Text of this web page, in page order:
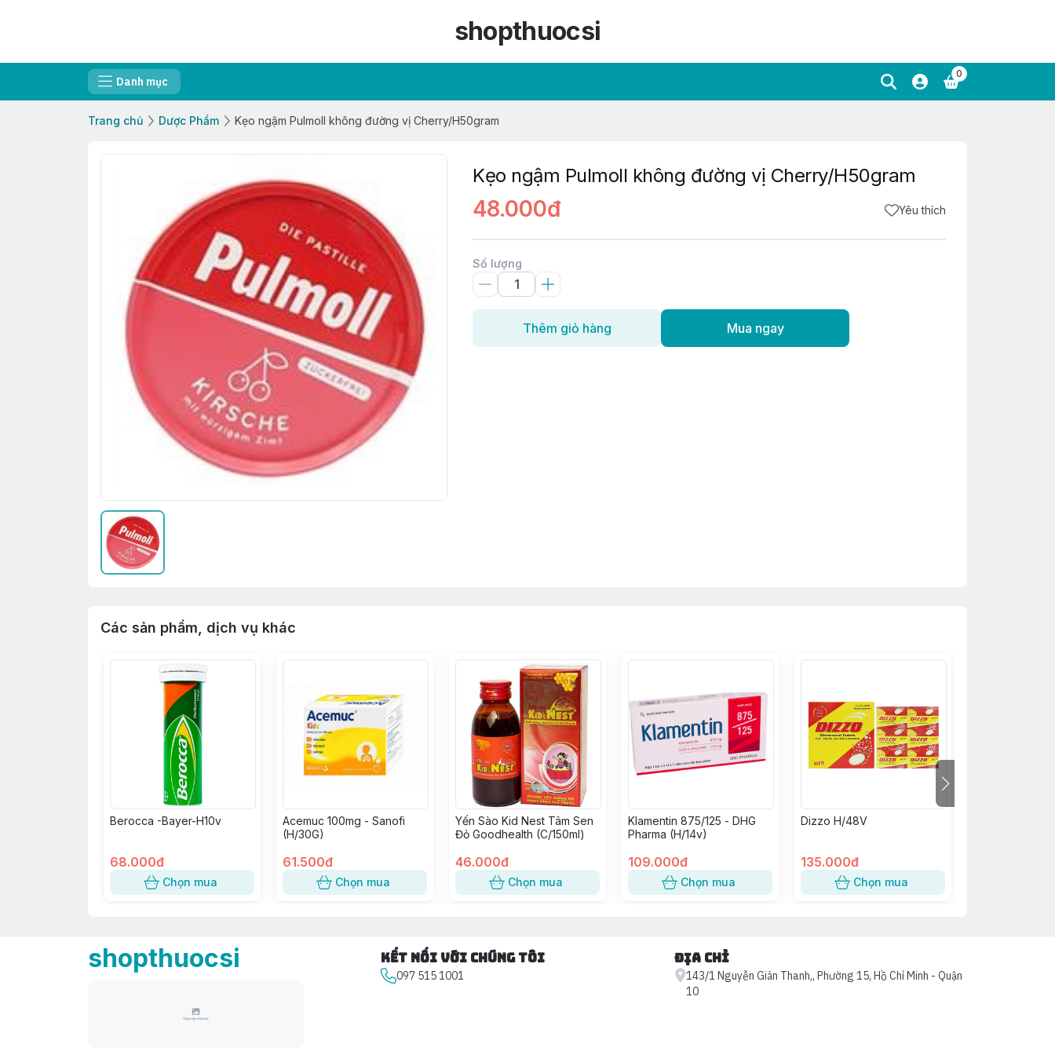
shopthuocsi
Danh mục
0
Trang chủ Dược Phẩm Kẹo ngậm Pulmoll không đường vị Cherry/H50gram
Kẹo ngậm Pulmoll không đường vị Cherry/H50gram
48.000đ Yêu thích
Số lượng
Thêm giỏ hàng Mua ngay
Các sản phẩm, dịch vụ khác
Berocca -Bayer-H10v
68.000đ
Chọn mua
Acemuc 100mg - Sanofi
(H/30G)
61.500đ
Chọn mua
Yến Sào Kid Nest Tâm Sen
Đỏ Goodhealth (C/150ml)
46.000đ
Chọn mua
Klamentin 875/125 - DHG
Pharma (H/14v)
109.000đ
Chọn mua
Dizzo H/48V
135.000đ
Chọn mua
shopthuocsi Kết nối với chúng tôi
097 515 1001
Địa chỉ
143/1 Nguyễn Giản Thanh,, Phường 15, Hồ Chí Minh - Quận
10